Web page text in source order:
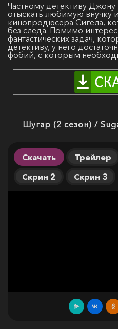
Частному детективу
отыскать любимую внучку
кинопродюсера Сигела,
без следа. Помимо
фантастических задач,
детективу, у него
фобий, с которым
Шугар (2 сезон) /
Скачать Трейлер
Скрин 2
Скрин 3